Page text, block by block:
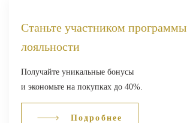
Станьте участником программы
лояльности
Получайте уникальные бонусы
и экономьте на покупках до 40%.
Подробнее